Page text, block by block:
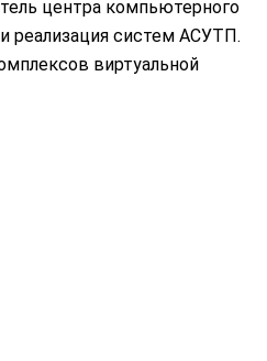
центра компьютерного
реализация систем АСУТП.
виртуальной